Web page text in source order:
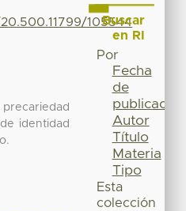
105544
precariedad
identidad
Buscar
en RI
Por
Fecha
de
publicación
Autor
Título
Materia
Tipo
Esta
colección